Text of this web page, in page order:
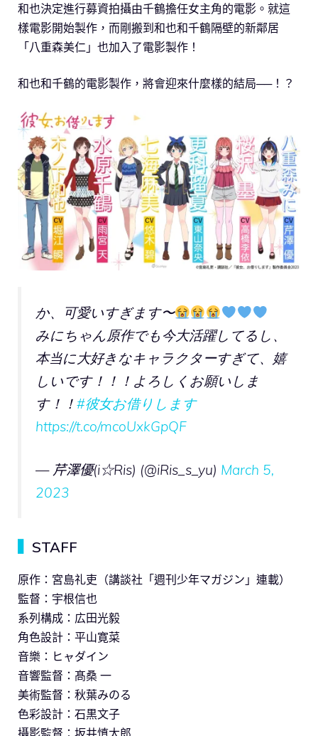
和也決定進行募資拍攝由千鶴擔任女主角的電影。就這
樣電影開始製作，而剛搬到和也和千鶴隔壁的新鄰居
「八重森美仁」也加入了電影製作！
和也和千鶴的電影製作，將會迎來什麼樣的結局──！？
か、可愛いすぎます〜
みにちゃん原作でも今大活躍してるし、
本当に大好きなキャラクターすぎて、嬉
しいです！！！よろしくお願いしま
す！！ #彼女お借りします
https://t.co/mcoUxkGpQF
— 芹澤優(i☆Ris) (@iRis_s_yu) March 5,
2023
STAFF
原作：宮島礼吏（講談社「週刊少年マガジン」連載）
監督：宇根信也
系列構成：広田光毅
角色設計：平山寛菜
音樂：ヒャダイン
音響監督：髙桑 一
美術監督：秋葉みのる
色彩設計：石黒文子